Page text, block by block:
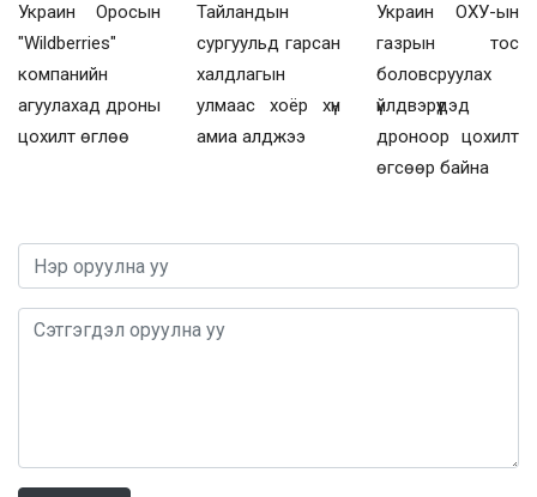
Украин Оросын
"Wildberries"
компанийн
агуулахад дроны
цохилт өглөө
Тайландын
сургуульд гарсан
халдлагын
улмаас хоёр хүн
амиа алджээ
Украин ОХУ-ын
газрын тос
боловсруулах
үйлдвэрүүдэд
дроноор цохилт
өгсөөр байна